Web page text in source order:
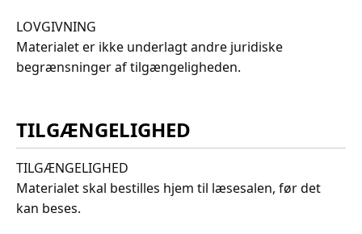
LOVGIVNING
Materialet er ikke underlagt andre juridiske
begrænsninger af tilgængeligheden.
TILGÆNGELIGHED
TILGÆNGELIGHED
Materialet skal bestilles hjem til læsesalen, før det
kan beses.